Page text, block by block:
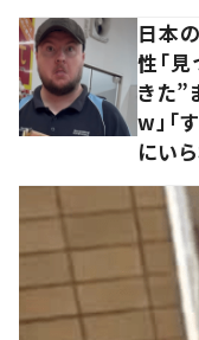
日本
性「
きた”
w」「
にいら